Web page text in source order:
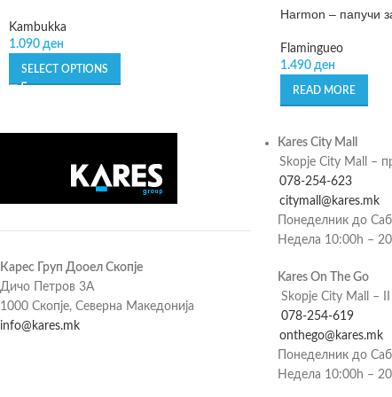
Kambukka
1.090 ден
SELECT OPTIONS
Harmon – папучи
Flamingueo
1.490 ден
READ MORE
Карес Груп Дооел Скопје
Дичо Петров 3А
1000 Скопје, Северна Македонија
info@kares.mk
Kares City Mall
Skopje City Mall –
078-254-623
citymall@kares.mk
Понеделник до
Недела 10:00h –
Kares On The Go
Skopje City Mall – II
078-254-619
onthego@kares.mk
Понеделник до
Недела 10:00h –